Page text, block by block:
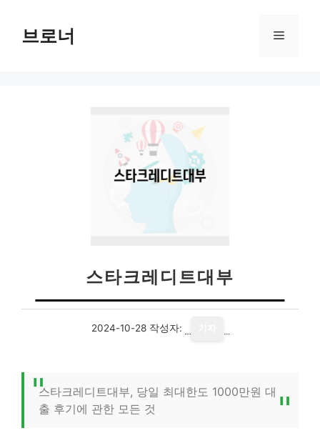
브로너 메
스타크레디트대부
2024-10-28 작성자:
스타크레디트대부, 당일 최대한도 1000만원 대
출 후기에 관한 모든 것